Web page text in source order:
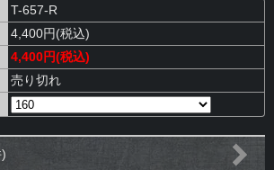
T-657-R
4,400円(税込)
4,400円(税込)
売り切れ